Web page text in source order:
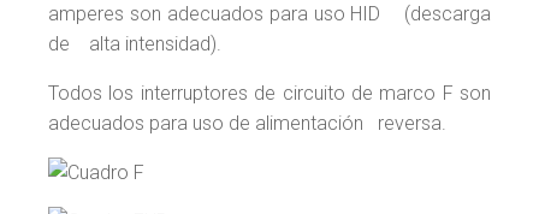
amperes son adecuados para uso HID (descarga
de alta intensidad).
Todos los interruptores de circuito de marco F son
adecuados para uso de alimentación reversa.